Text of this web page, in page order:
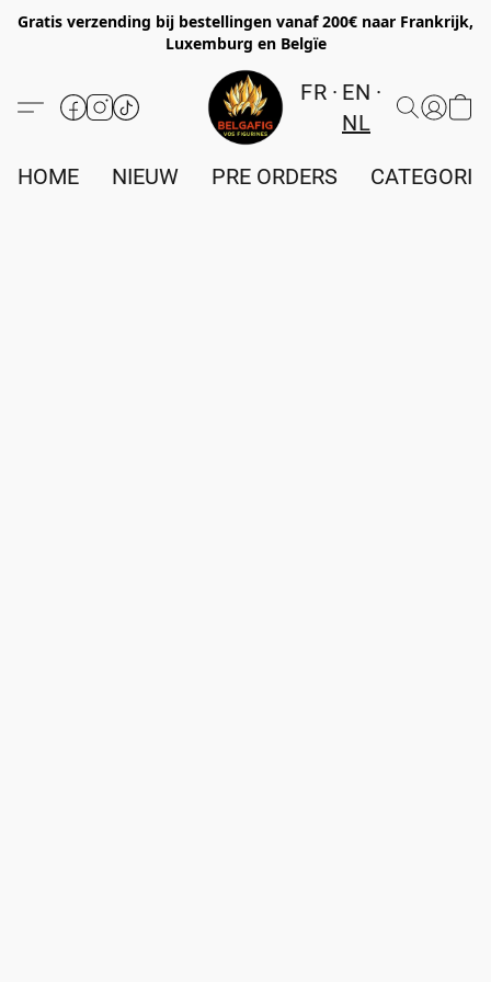
Gratis verzending bij bestellingen vanaf 200€ naar Frankrijk,
Luxemburg en Belgïe
FR
EN
NL
HOME NIEUW PRE ORDERS